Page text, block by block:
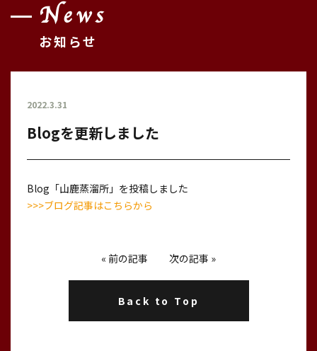
News
お知らせ
2022.3.31
Blogを更新しました
Blog「山鹿蒸溜所」を投稿しました
>>>ブログ記事はこちらから
« 前の記事 次の記事 »
Back to Top